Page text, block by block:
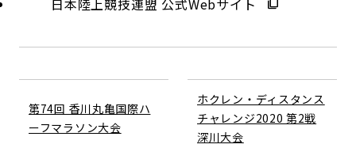
日本陸上競技連盟 公式Webサイト
第74回 香川丸亀国際ハ
ーフマラソン大会
ホクレン・ディスタンス
チャレンジ2020 第2戦
深川大会